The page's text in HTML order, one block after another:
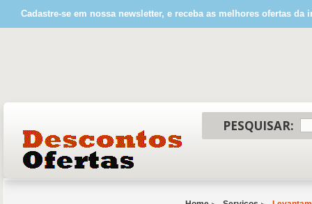
Cadastre-se em nossa newsletter, e receba as melhores ofertas da
PESQUISAR: